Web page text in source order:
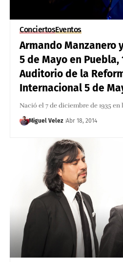
ConciertosEventos
Armando Manzanero
5 de Mayo en Puebla,
Auditorio de la
Internacional 5 de
Nació el 7 de diciembre de 1935
Miguel Velez Abr 18, 2014